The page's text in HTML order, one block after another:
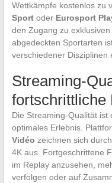
Wettkämpfe kostenlos zu
Sportoder Eurosport
den Zugang zu
abgedeckten Sportarten
verschiedener Disziplinen
Streaming-
fortschrittliche
Die Streaming-Qualität ist
optimales Erlebnis.
Vidéo zeichnen sich
4K aus. Fortgeschrittene
im Replay anzusehen,
verfolgen oder auf